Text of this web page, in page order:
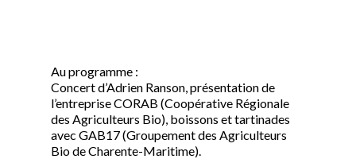
Au programme :
Concert d’Adrien Ranson, présentation de
l’entreprise CORAB (Coopérative Régionale
des Agriculteurs Bio), boissons et tartinades
avec GAB17 (Groupement des Agriculteurs
Bio de Charente-Maritime).